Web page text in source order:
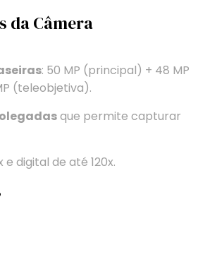
da Câmera
: 50 MP (principal) + 48 MP
(teleobjetiva).
que permite capturar
digital de até 120x.